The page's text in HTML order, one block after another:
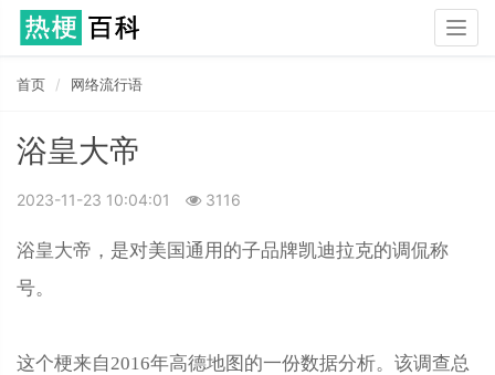
首页 网络流行语
浴皇大帝
2023-11-23 10:04:01 3116
浴皇大帝，是对美国通用的子品牌凯迪拉克的调侃称
号。
这个梗来自2016年高德地图的一份数据分析。该调查总